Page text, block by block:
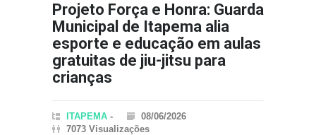
Projeto Força e Honra: Guarda
Municipal de Itapema alia
esporte e educação em aulas
gratuitas de jiu-jitsu para
crianças
ITAPEMA -
08/06/2026
7073 Visualizações